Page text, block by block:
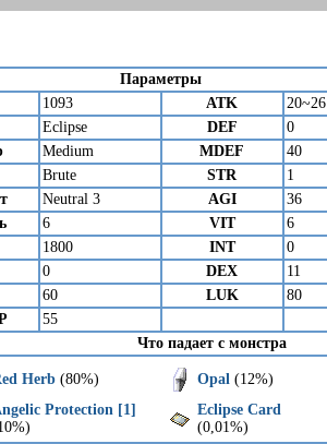
Параметры
1093 ATK 20~26
Eclipse DEF
0
Medium MDEF
40
Brute STR
1
Neutral 3 AGI
36
6 VIT
6
1800 INT
0
0 DEX
11
60 LUK
80
55
Что падает с монстра
Herb(80%) Opal (12%)
Protection [1]
Eclipse Card
(0,01%)